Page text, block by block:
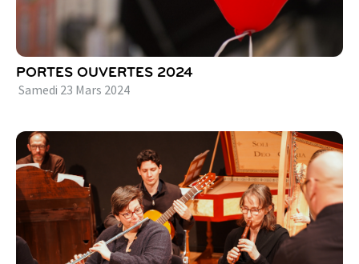
PORTES OUVERTES 2024
Samedi 23 Mars 2024